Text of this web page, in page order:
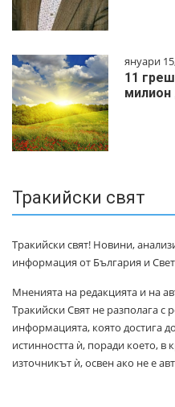
януари
11
милиoн
Тракийски свят
Тракийски свят! Новини,
информация от България и
Мненията на редакцията и на
Тракийски Свят не разполага с
информацията, която достига
истинността ѝ, поради което, в
източникът ѝ, освен ако не е